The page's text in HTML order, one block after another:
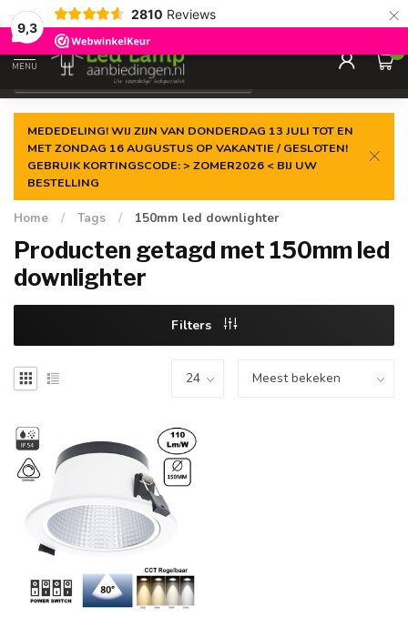
9,3
2810 Reviews ×
Gegarandeerde delaagste prijs
MENU
0
MEDEDELING! WIJ ZIJN VAN DONDERDAG 13 JULI TOT EN
MET ZONDAG 16 AUGUSTUS OP VAKANTIE / GESLOTEN!
GEBRUIK KORTINGSCODE: > ZOMER2026 < BIJ UW
BESTELLING
Home / Tags / 150mm led downlighter
Producten getagd met 150mm led
downlighter
Filters